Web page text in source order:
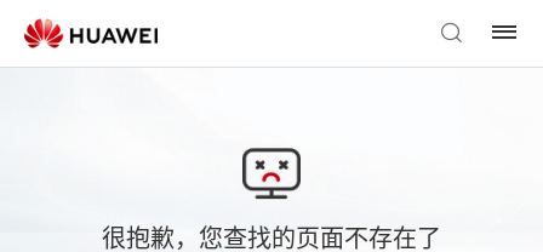
很抱歉，您查找的页面不存在了